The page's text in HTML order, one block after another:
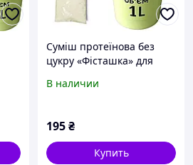
Суміш протеїнова без
цукру «Фісташка» для
"Жужуля", 90г
В наличии
195₴
Купить